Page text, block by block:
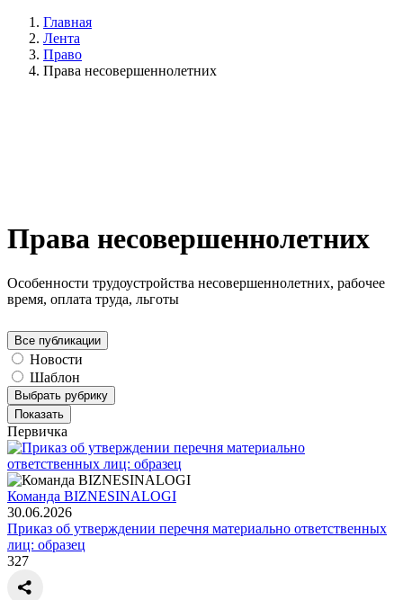
Главная
Лента
Право
Права несовершеннолетних
Права несовершеннолетних
Особенности трудоустройства несовершеннолетних, рабочее
время, оплата труда, льготы
Все публикации
Новости
Шаблон
Выбрать рубрику
Показать
Первичка
Команда BIZNESINALOGI
30.06.2026
Приказ об утверждении перечня материально ответственных
лиц: образец
327